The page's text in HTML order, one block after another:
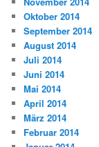
Oktober 2014
September 2014
August 2014
Juli 2014
Juni 2014
Mai 2014
April 2014
März 2014
Februar 2014